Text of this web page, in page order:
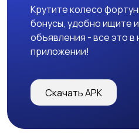
Крутите колесо
бонусы, удобно ищите
объявления - все это
приложении!
Скачать APK